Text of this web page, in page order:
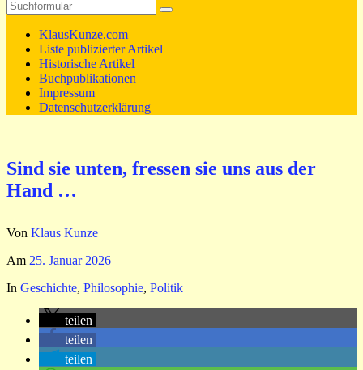
Suchen
KlausKunze.com
Liste publizierter Artikel
Historische Artikel
Buchpublikationen
Impressum
Datenschutzerklärung
Sind sie unten, fressen sie uns aus der
Hand …
Von Klaus Kunze
Am 25. Januar 2026
In Geschichte, Philosophie, Politik
teilen
teilen
teilen